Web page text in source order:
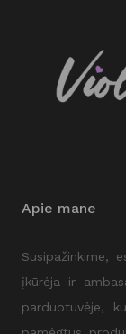
Apie mane
Susipažinkime,
įkūrėja ir
parduotuvėje,